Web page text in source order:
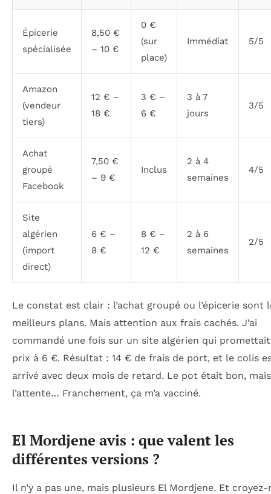
Épicerie
spécialisée
8,50 €
– 10 €
0 €
(sur
place)
Immédiat 5/5
Amazon
(vendeur
tiers)
12 € –
18 €
3 € –
6 €
3 à 7
jours
3/5
Achat
groupé
Facebook
7,50 €
– 9 €
Inclus
2 à 4
semaines
4/5
Site
algérien
(import
direct)
6 € –
8 €
8 € –
12 €
2 à 6
semaines
2/5
Le constat est clair : l’achat groupé ou l’épicerie sont
meilleurs plans. Mais attention aux frais cachés. J’ai
commandé une fois sur un site algérien qui
prix à 6 €. Résultat : 14 € de frais de port, et le colis
arrivé avec deux mois de retard. Le pot était bon, mais
l’attente… Franchement, ça m’a vacciné.
El Mordjene avis : que valent les
différentes versions ?
Il n’y a pas une, mais plusieurs El Mordjene. Et croyez-